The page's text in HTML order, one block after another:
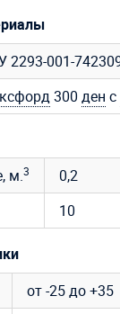
2293-001-
300 ден с
м.3
0,2
10
от -25 до +35